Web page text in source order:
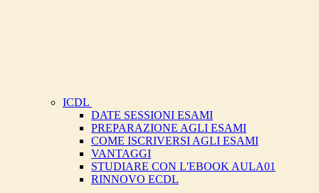
ICDL
DATE SESSIONI ESAMI
PREPARAZIONE AGLI ESAMI
COME ISCRIVERSI AGLI ESAMI
VANTAGGI
STUDIARE CON L'EBOOK AULA01
RINNOVO ECDL